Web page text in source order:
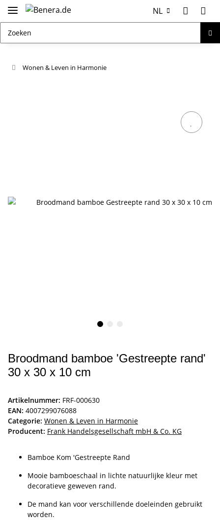
NL
Wonen & Leven in Harmonie
Broodmand bamboe 'Gestreepte rand'
30 x 30 x 10 cm
Artikelnummer: FRF-000630
EAN: 4007299076088
Categorie: Wonen & Leven in Harmonie
Producent: Frank Handelsgesellschaft mbH & Co. KG
Bamboe Kom 'Gestreepte Rand
Mooie bamboeschaal in lichte natuurlijke kleur met
decoratieve geweven rand.
De mand kan voor verschillende doeleinden gebruikt
worden.